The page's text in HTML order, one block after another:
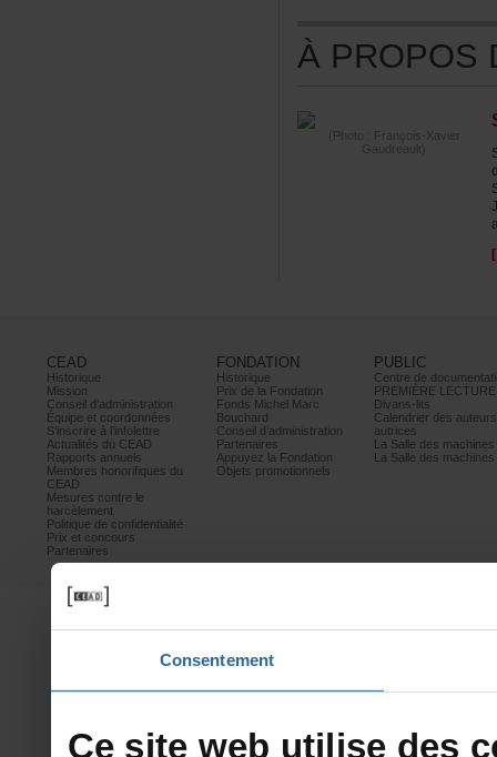
Consentement
(Photo:François-Xavier
Gaudreault)
CEAD
Historique
Mission
Conseild’administration
Équipeetcoordonnées
S’inscrireàl’infolettre
ActualitésduCEAD
Rapportsannuels
Membreshonorifiquesdu
CEAD
Mesurescontrele
harcèlement
Politiquedeconfidentialité
Prixetconcours
Partenaires
FONDATION
Historique
PrixdelaFondation
FondsMichelMarc
Bouchard
Conseild’administration
Partenaires
AppuyezlaFondation
Objetspromotionnels
PUBLIC
PREMIÈRELECTURE
Divans-lits
autrices